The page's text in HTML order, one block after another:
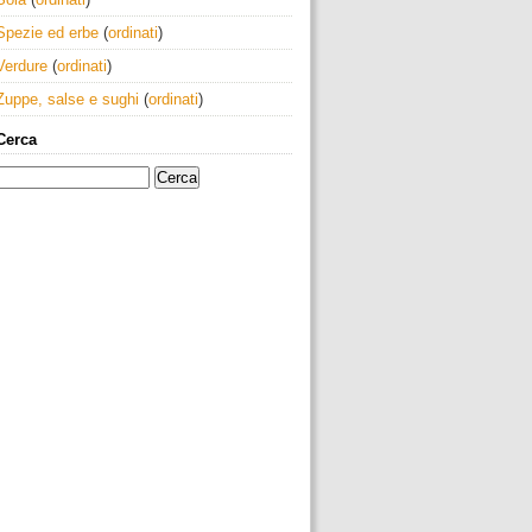
ed erbe (ordinati)
(ordinati)
salse e sughi (ordinati)